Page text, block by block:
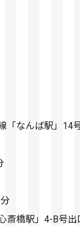
「なんば駅」14
斎橋駅」4-B号出